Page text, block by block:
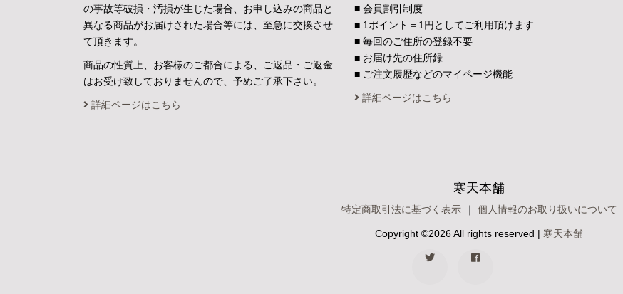
の事故等破損・汚損が生じた場合、お申し込みの商品と
異なる商品がお届けされた場合等には、至急に交換させ
て頂きます。
商品の性質上、お客様のご都合による、ご返品・ご返金
はお受け致しておりませんので、予めご了承下さい。
詳細ページはこちら
■ 会員割引制度
■ 1ポイント＝1円としてご利用頂けます
■ 毎回のご住所の登録不要
■ お届け先の住所録
■ ご注文履歴などのマイページ機能
詳細ページはこちら
寒天本舗
特定商取引法に基づく表示 ｜ 個人情報のお取り扱いについて
Copyright ©2026 All rights reserved | 寒天本舗